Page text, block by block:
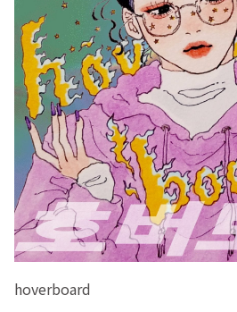
hoverboard